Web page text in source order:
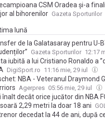
CSM Oradea și-a
al bihorenilor Gazeta Sporturilor
lună
de la Galatasaray pentru U-
Gazeta Sporturilor 12:17
iubită a lui Cristiano Ronaldo a
DigiSport.ro 11:16 mie, 29 iul
NBA - Veteranul Draymond
Agerpres 05:56 mie, 29 iul
înalt decât orice jucător din NBA
2,29 metri la doar 18 ani
decedat la 44 de ani, după